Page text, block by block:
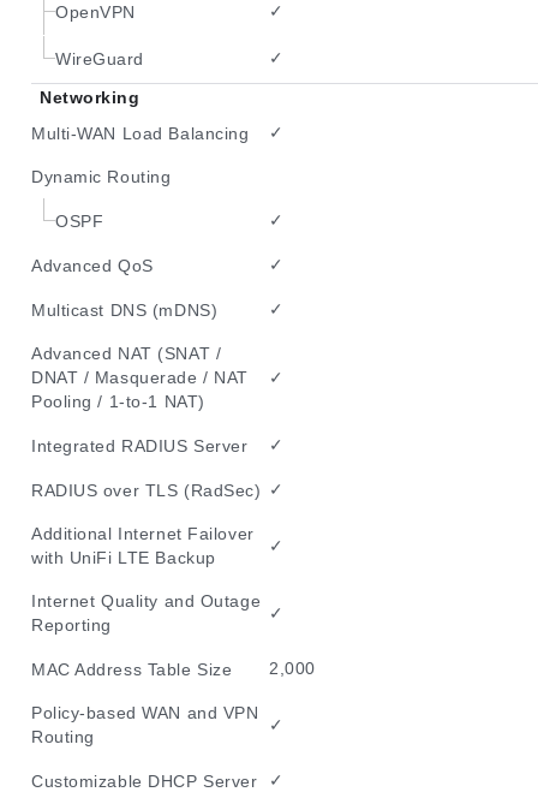
OpenVPN ✓
WireGuard ✓
Networking
Multi-WAN Load Balancing
✓
Dynamic Routing
OSPF ✓
Advanced QoS ✓
Multicast DNS (mDNS) ✓
Advanced NAT (SNAT /
DNAT / Masquerade / NAT
Pooling / 1-to-1 NAT)
✓
Integrated RADIUS Server ✓
RADIUS over TLS (RadSec) ✓
Additional Internet Failover
with UniFi LTE Backup
✓
Internet Quality and Outage
Reporting
✓
MAC Address Table Size 2,000
Policy-based WAN and VPN
Routing
✓
Customizable DHCP Server ✓